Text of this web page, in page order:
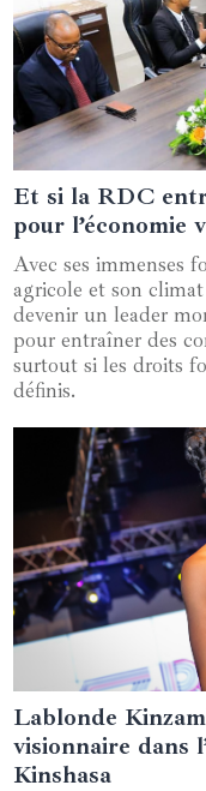
25 juin 2024
Et si la RDC
pour l’économie
Avec ses immenses
agricole et son
devenir un leader
pour entraîner des
surtout si les droits
définis.
27 juillet 2024
Lablonde
visionnaire dans
Kinshasa